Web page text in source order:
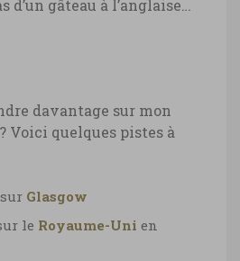
d’un gâteau à l’anglaise…
davantage sur mon
Voici quelques pistes à
Glasgow
le Royaume-Uni en